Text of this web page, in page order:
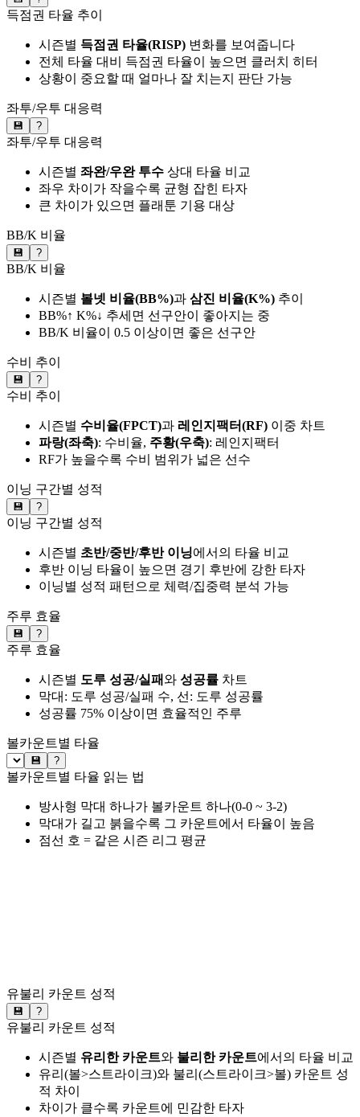
득점권 타율 추이
시즌별 득점권 타율(RISP) 변화를 보여줍니다
전체 타율 대비 득점권 타율이 높으면 클러치 히터
상황이 중요할 때 얼마나 잘 치는지 판단 가능
좌투/우투 대응력
💾 ?
좌투/우투 대응력
시즌별 좌완/우완 투수 상대 타율 비교
좌우 차이가 작을수록 균형 잡힌 타자
큰 차이가 있으면 플래툰 기용 대상
BB/K 비율
💾 ?
BB/K 비율
시즌별 볼넷 비율(BB%)과 삼진 비율(K%) 추이
BB%↑ K%↓ 추세면 선구안이 좋아지는 중
BB/K 비율이 0.5 이상이면 좋은 선구안
수비 추이
💾 ?
수비 추이
시즌별 수비율(FPCT)과 레인지팩터(RF) 이중 차트
파랑(좌축): 수비율, 주황(우축): 레인지팩터
RF가 높을수록 수비 범위가 넓은 선수
이닝 구간별 성적
💾 ?
이닝 구간별 성적
시즌별 초반/중반/후반 이닝에서의 타율 비교
후반 이닝 타율이 높으면 경기 후반에 강한 타자
이닝별 성적 패턴으로 체력/집중력 분석 가능
주루 효율
💾 ?
주루 효율
시즌별 도루 성공/실패와 성공률 차트
막대: 도루 성공/실패 수, 선: 도루 성공률
성공률 75% 이상이면 효율적인 주루
볼카운트별 타율
💾 ?
볼카운트별 타율 읽는 법
방사형 막대 하나가 볼카운트 하나(0-0 ~ 3-2)
막대가 길고 붉을수록 그 카운트에서 타율이 높음
점선 호 = 같은 시즌 리그 평균
유불리 카운트 성적
💾 ?
유불리 카운트 성적
시즌별 유리한 카운트와 불리한 카운트에서의 타율 비교
유리(볼>스트라이크)와 불리(스트라이크>볼) 카운트 성
적 차이
차이가 클수록 카운트에 민감한 타자